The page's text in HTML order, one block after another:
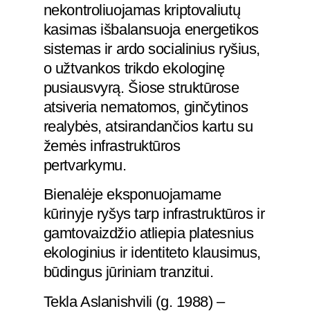
nekontroliuojamas kriptovaliutų
kasimas išbalansuoja energetikos
sistemas ir ardo socialinius ryšius,
o užtvankos trikdo ekologinę
pusiausvyrą. Šiose struktūrose
atsiveria nematomos, ginčytinos
realybės, atsirandančios kartu su
žemės infrastruktūros
pertvarkymu.
Bienalėje eksponuojamame
kūrinyje ryšys tarp infrastruktūros ir
gamtovaizdžio atliepia platesnius
ekologinius ir identiteto klausimus,
būdingus jūriniam tranzitui.
Tekla Aslanishvili (g. 1988) –